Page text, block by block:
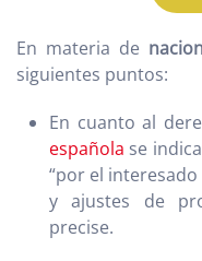
En materia de
siguientes puntos:
En cuanto al
española se
“por el
y ajustes de
precise.